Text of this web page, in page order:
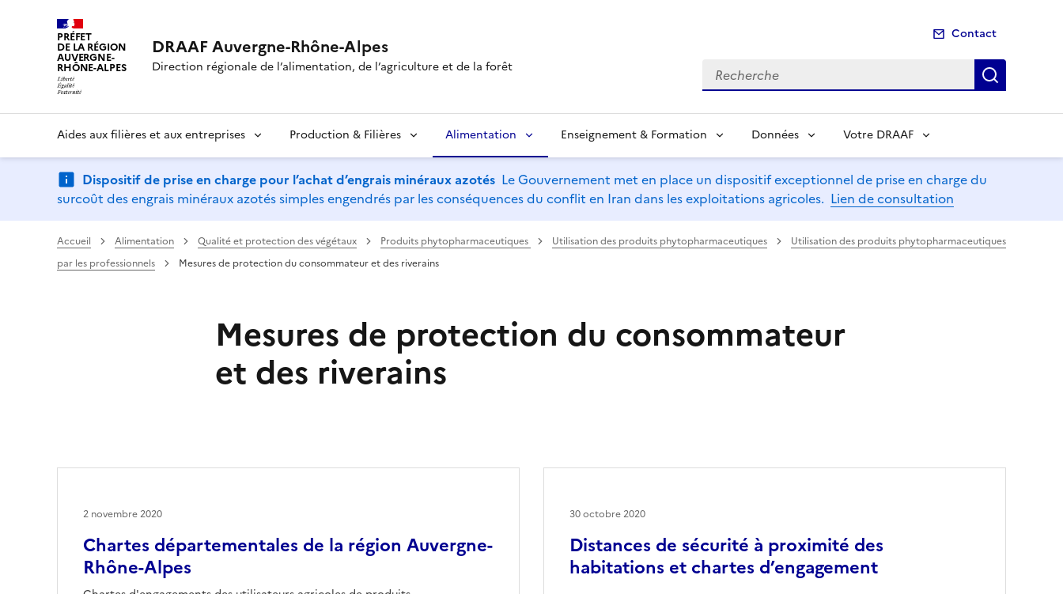
PRÉFET
DE LA RÉGION
AUVERGNE-
RHÔNE-ALPES
DRAAF Auvergne-Rhône-Alpes
Direction régionale de l’alimentation, de l’agriculture et de la forêt
Contact
Recherche
Aides aux filières et aux entreprises Production & Filières Alimentation Enseignement & Formation Données Votre DRAAF
Dispositif de prise en charge pour l’achat d’engrais minéraux azotés Le Gouvernement met en place un dispositif exceptionnel de prise en charge du
surcoût des engrais minéraux azotés simples engendrés par les conséquences du conflit en Iran dans les exploitations agricoles. Lien de consultation
Accueil Alimentation Qualité et protection des végétaux Produits phytopharmaceutiques Utilisation des produits phytopharmaceutiques
Utilisation des produits phytopharmaceutiques
par les professionnels
Mesures de protection du consommateur et des riverains
Mesures de protection du consommateur
et des riverains
Chartes départementales de la région Auvergne-
Rhône-Alpes
2 novembre 2020
Distances de sécurité à proximité des
habitations et chartes d’engagement
30 octobre 2020